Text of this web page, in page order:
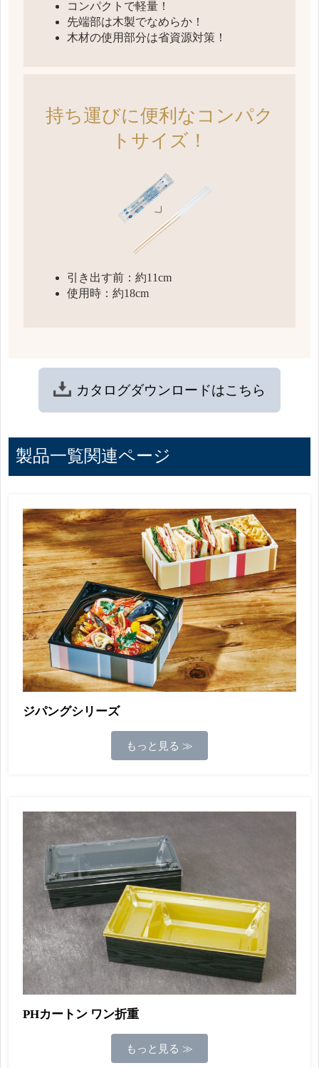
コンパクトで軽量！
先端部は木製でなめらか！
木材の使用部分は省資源対策！
持ち運びに便利な コンパク
トサイズ！
引き出す前：約11cm
使用時：約18cm
カタログダウンロードはこちら
製品一覧関連ページ
ジパングシリーズ
もっと見る ≫
PHカートン ワン折重
もっと見る ≫